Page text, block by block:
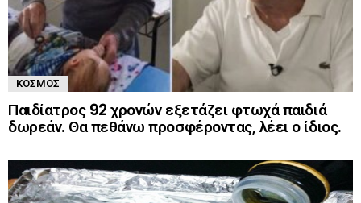
ΚΌΣΜΟΣ
Παιδίατρος 92 χρονών εξετάζει φτωχά παιδιά
δωρεάν. Θα πεθάνω προσφέροντας, λέει ο ίδιος.